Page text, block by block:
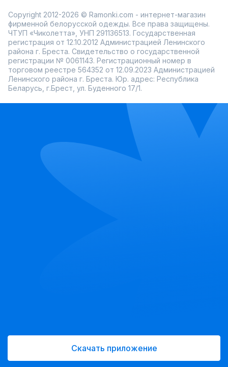
Copyright 2012-2026 © Ramonki.com - интернет-магазин
фирменной белорусской одежды. Все права защищены.
ЧТУП «Чиколетта», УНП 291136513. Государственная
регистрация от 12.10.2012 Администрацией Ленинского
района г. Бреста. Свидетельство о государственной
регистрации № 0061143. Регистрационный номер в
торговом реестре 564352 от 12.09.2023 Администрацией
Ленинского района г. Бреста. Юр. адрес: Республика
Беларусь, г.Брест, ул. Буденного 17/1.
Скачать приложение